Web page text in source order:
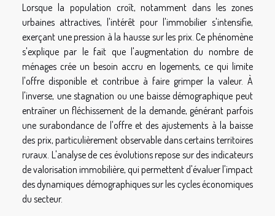
Lorsque la population croît, notamment dans les zones
urbaines attractives, l'intérêt pour l'immobilier s'intensifie,
exerçant une pression à la hausse sur les prix. Ce phénomène
s'explique par le fait que l'augmentation du nombre de
ménages crée un besoin accru en logements, ce qui limite
l'offre disponible et contribue à faire grimper la valeur. À
l'inverse, une stagnation ou une baisse démographique peut
entraîner un fléchissement de la demande, générant parfois
une surabondance de l'offre et des ajustements à la baisse
des prix, particulièrement observable dans certains territoires
ruraux. L'analyse de ces évolutions repose sur des indicateurs
de valorisation immobilière, qui permettent d'évaluer l'impact
des dynamiques démographiques sur les cycles économiques
du secteur.